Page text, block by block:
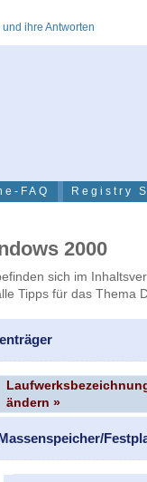
ihre Antworten
FAQ Registry
2000
sich im
Tipps für das Thema
ändern »